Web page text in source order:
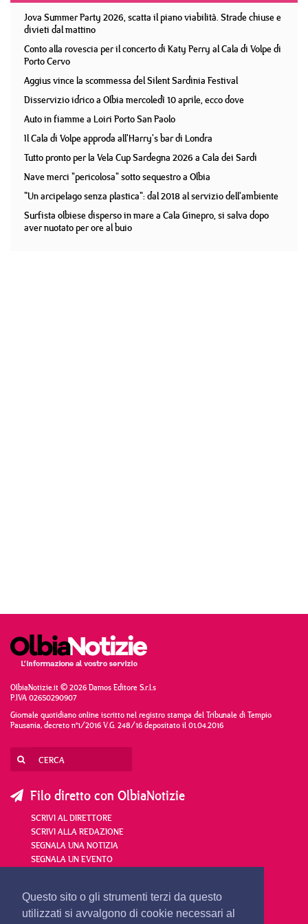
Questo sito o gli strumenti terzi da questo
utilizzati si avvalgono di cookie necessari al
Jova Summer Party 2026, scatta il piano viabilità. Strade chiuse e
divieti dal mattino
Conto alla rovescia per il concerto di Katy Perry al Cala di Volpe di
Porto Cervo
Aggius vince la scommessa del Silent Sardinia Festival
Disservizio idrico a Olbia mercoledì 10 aprile, ecco dove
Auto in fiamme a Loiri Porto San Paolo
Il Cala di Volpe approda all'Harry's bar di Londra
Tutto pronto per la Vela Cup Sardegna 2026 a Cala dei Sardi
Nave merci "pericolosa" sotto sequestro a Olbia
"Un arcipelago senza plastica": dal 2018 al servizio dell'ambiente
Surfista olbiese disperso in mare a Cala Ginepro, si salva dopo
aver nuotato per ore al buio
OlbiaNotizie.it © 2026 Damos Editore S.r.l.s
P.IVA 02650290907
Giornale quotidiano online iscritto nel registro stampa del Tribunale di Tempio
Pausania, decreto n°1/2016 V.G. 248/16 depositato il 01.04.2016
Filo diretto con OlbiaNotizie
SCRIVI AL DIRETTORE
SCRIVI ALLA REDAZIONE
SEGNALA UNA NOTIZIA
SEGNALA UN EVENTO
redazione@olbianotizie.it